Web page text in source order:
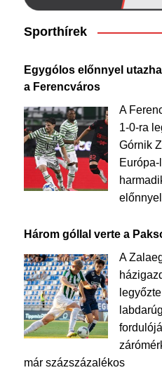
Sporthírek
Egygólos előnnyel
a Ferencváros
A
1-0-ra
Górnik
Három góllal verte a
A
már százszázalékos